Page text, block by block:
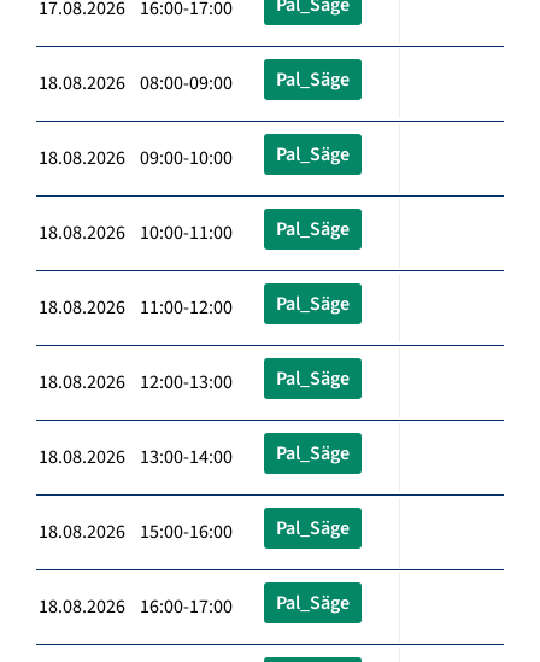
17.08.2026 16:00-17:00
18.08.2026 08:00-09:00 Pal_Säge
18.08.2026 09:00-10:00 Pal_Säge
18.08.2026 10:00-11:00 Pal_Säge
18.08.2026 11:00-12:00 Pal_Säge
18.08.2026 12:00-13:00 Pal_Säge
18.08.2026 13:00-14:00 Pal_Säge
18.08.2026 15:00-16:00 Pal_Säge
18.08.2026 16:00-17:00 Pal_Säge